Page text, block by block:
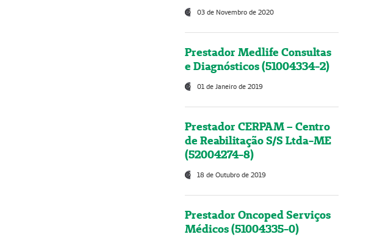
03 de Novembro de 2020
Prestador Medlife Consultas
e Diagnósticos (51004334-2)
01 de Janeiro de 2019
Prestador CERPAM – Centro
de Reabilitação S/S Ltda-ME
(52004274-8)
18 de Outubro de 2019
Prestador Oncoped Serviços
Médicos (51004335-0)